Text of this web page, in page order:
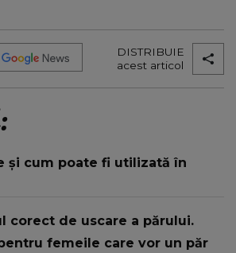
DISTRIBUIE
acest articol
și cum poate fi utilizată în
corect de uscare a părului.
femeile care vor un păr